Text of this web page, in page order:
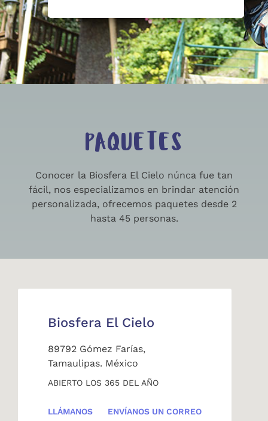
PAQUETES
Conocer la Biosfera El Cielo núnca fue tan
fácil, nos especializamos en brindar atención
personalizada, ofrecemos paquetes desde 2
hasta 45 personas.
Biosfera El Cielo
89792 Gómez Farías,
Tamaulipas. México
ABIERTO LOS 365 DEL AÑO
LLÁMANOS ENVÍANOS UN CORREO